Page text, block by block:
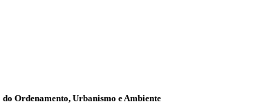
Ordenamento, Urbanismo e Ambiente